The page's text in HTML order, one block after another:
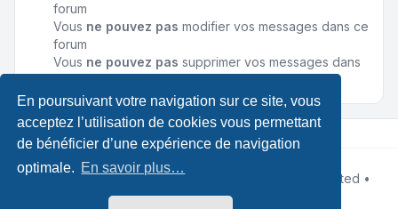
En poursuivant votre navigation sur ce site, vous
acceptez l’utilisation de cookies vous permettant
de bénéficier d’une expérience de navigation
optimale. En savoir plus…
forum
Vous ne pouvez pas modifier vos messages dans ce
forum
Vous ne pouvez pas supprimer vos messages dans
Développé parphpBB® Forum Software © phpBB Limited •
Leenoz